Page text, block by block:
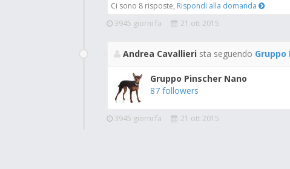
Ci sono 8 risposte, Rispondi alla domanda
3945 giorni fa
21 ott 2015
Andrea Cavallieri sta seguendo Gruppo
Gruppo Pinscher Nano
87 followers
3945 giorni fa 21 ott 2015